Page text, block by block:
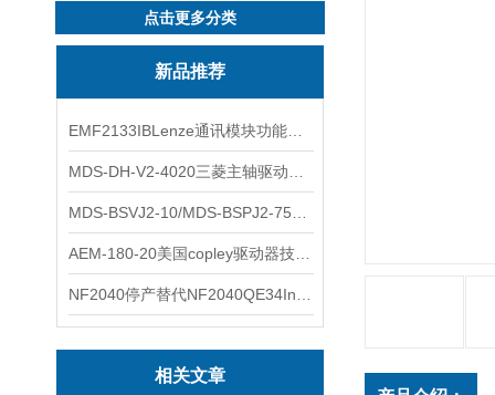
点击更多分类
新品推荐
相关文章